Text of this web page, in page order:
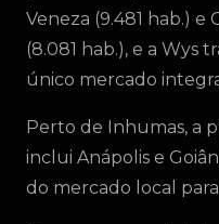
Veneza (9.481 hab.) e
(8.081 hab.), e a Wys
único mercado
Perto de Inhumas, a
inclui Anápolis e
do mercado local